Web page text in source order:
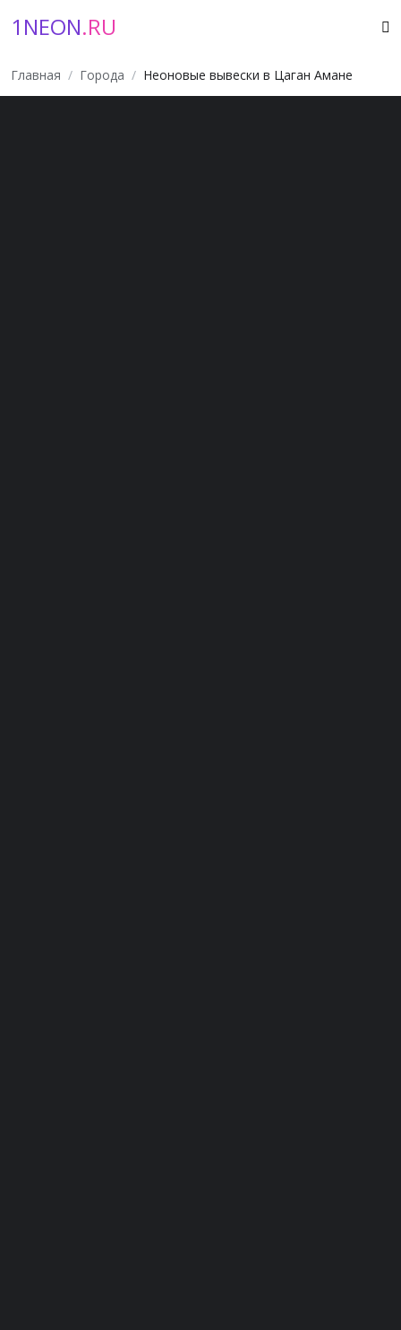
1NEON.RU
Главная Города Неоновые вывески в Цаган Амане